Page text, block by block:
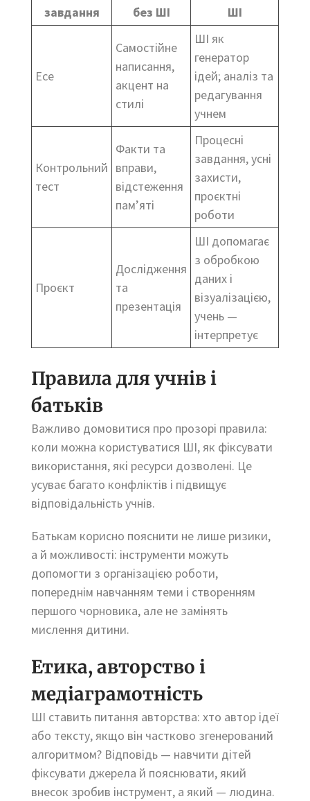
завдання
без ШІ
ШІ
Есе
Самостійне
написання,
акцент на
стилі
ШІ як
генератор
ідей; аналіз та
редагування
учнем
Контрольний
тест
Факти та
вправи,
відстеження
пам’яті
Процесні
завдання, усні
захисти,
проєктні
роботи
Проєкт
Дослідження
та
презентація
ШІ допомагає
з обробкою
даних і
візуалізацією,
учень —
інтерпретує
Правила для учнів і
батьків
Важливо домовитися про прозорі правила:
коли можна користуватися ШІ, як фіксувати
використання, які ресурси дозволені. Це
усуває багато конфліктів і підвищує
відповідальність учнів.
Батькам корисно пояснити не лише ризики,
а й можливості: інструменти можуть
допомогти з організацією роботи,
попереднім навчанням теми і створенням
першого чорновика, але не замінять
мислення дитини.
Етика, авторство і
медіаграмотність
ШІ ставить питання авторства: хто автор ідеї
або тексту, якщо він частково згенерований
алгоритмом? Відповідь — навчити дітей
фіксувати джерела й пояснювати, який
внесок зробив інструмент, а який — людина.